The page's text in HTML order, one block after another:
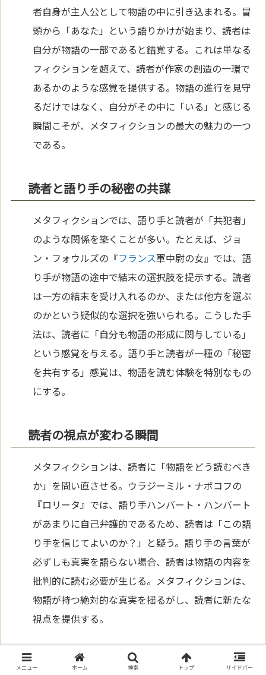
者自身が主人公として物語の中に引き込まれる。冒
頭から「あなた」という語りかけが始まり、読者は
自分が物語の一部であると錯覚する。これは単なる
フィクションを超えて、読者が作家の創造の一環で
あるかのような感覚を提供する。物語の進行を見守
るだけではなく、自分がその中に「いる」と感じる
瞬間こそが、メタフィクションの最大の魅力の一つ
である。
読者と語り手の秘密の共謀
メタフィクションでは、語り手と読者が「共犯者」
のような関係を築くことが多い。たとえば、ジョ
ン・フォウルズの『フランス軍中尉の女』では、語
り手が物語の途中で結末の選択肢を提示する。読者
は一方の結末を受け入れるのか、または他方を選ぶ
のかという疑似的な選択を強いられる。こうした手
法は、読者に「自分も物語の形成に関与している」
という感覚を与える。語り手と読者が一種の「秘密
を共有する」感覚は、物語を読む体験を特別なもの
にする。
読者の視点が変わる瞬間
メタフィクションは、読者に「物語をどう読むべき
か」を問い直させる。ウラジーミル・ナボコフの
『ロリータ』では、語り手ハンバート・ハンバート
があまりに自己弁護的であるため、読者は「この語
り手を信じてよいのか？」と疑う。語り手の言葉が
必ずしも真実を語らない場合、読者は物語の内容を
批判的に読む必要が生じる。メタフィクションは、
物語が持つ絶対的な真実を揺るがし、読者に新たな
視点を提供する。
読者が語りの一部になる体験
メニュー ホーム 検索 トップ サイドバー